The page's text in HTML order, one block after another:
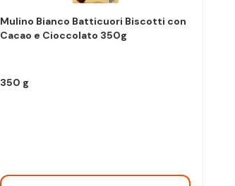
Mulino Bianco Batticuori Biscotti con
Cacao e Cioccolato 350g
350 g